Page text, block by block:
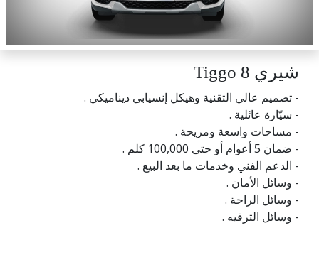
شيري Tiggo 8
- تصميم عالي التقنية وهيكل إنسيابي ديناميكي .
- سيّارة عائلية .
- مساحات واسعة ومريحة .
- ضمان 5 أعوام أو حتى 100,000 كلم .
- الدعم الفني وخدمات ما بعد البيع .
- وسائل الأمان .
- وسائل الراحة .
- وسائل الترفيه .